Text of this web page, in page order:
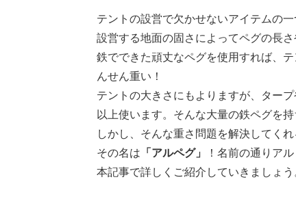
テントの設営で欠かせないアイテムの一
設営する地面の固さによってペグの長
鉄でできた頑丈なペグを使用すれば、
んせん重い！
テントの大きさにもよりますが、ター
以上使います。そんな大量の鉄ペグを
しかし、そんな重さ問題を解決してく
その名は 「アルペグ」
！名前の通りア
本記事で詳しくご紹介していきましょう